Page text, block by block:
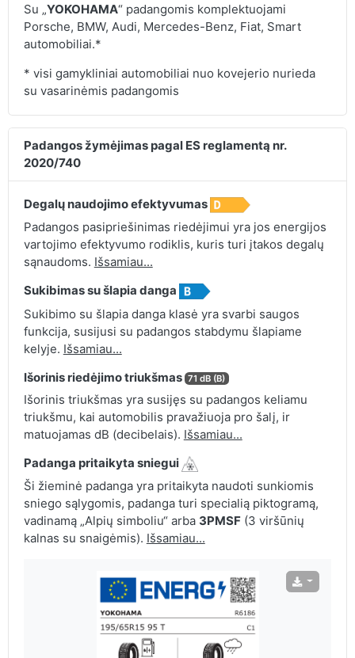
Su „YOKOHAMA“ padangomis komplektuojami
Porsche, BMW, Audi, Mercedes-Benz, Fiat, Smart
automobiliai.*
* visi gamykliniai automobiliai nuo kovejerio nurieda
su vasarinėmis padangomis
Padangos žymėjimas pagal ES reglamentą nr.
2020/740
Degalų naudojimo efektyvumas
Padangos pasipriešinimas riedėjimui yra jos energijos
vartojimo efektyvumo rodiklis, kuris turi įtakos degalų
sąnaudoms. Išsamiau...
Sukibimas su šlapia danga
Sukibimo su šlapia danga klasė yra svarbi saugos
funkcija, susijusi su padangos stabdymu šlapiame
kelyje. Išsamiau...
Išorinis riedėjimo triukšmas 71 dB (B)
Išorinis triukšmas yra susijęs su padangos keliamu
triukšmu, kai automobilis pravažiuoja pro šalį, ir
matuojamas dB (decibelais). Išsamiau...
Padanga pritaikyta sniegui
Ši žieminė padanga yra pritaikyta naudoti sunkiomis
sniego sąlygomis, padanga turi specialią piktogramą,
vadinamą „Alpių simboliu“ arba 3PMSF(3 viršūnių
kalnas su snaigėmis). Išsamiau...